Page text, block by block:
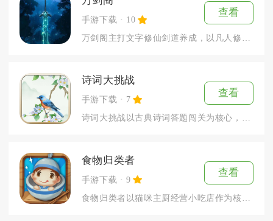
手游下载 10
查看
诗词大挑战
手游下载 7
查看
食物归类者
手游下载 9
查看